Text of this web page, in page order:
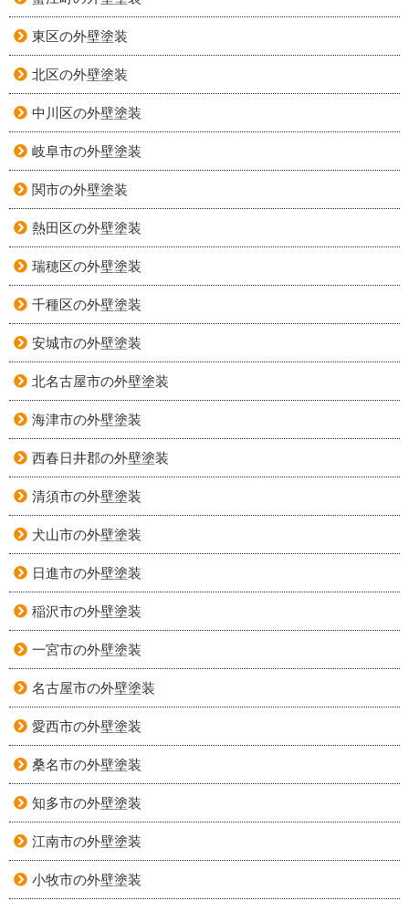
東区の外壁塗装
北区の外壁塗装
中川区の外壁塗装
岐阜市の外壁塗装
関市の外壁塗装
熱田区の外壁塗装
瑞穂区の外壁塗装
千種区の外壁塗装
安城市の外壁塗装
北名古屋市の外壁塗装
海津市の外壁塗装
西春日井郡の外壁塗装
清須市の外壁塗装
犬山市の外壁塗装
日進市の外壁塗装
稲沢市の外壁塗装
一宮市の外壁塗装
名古屋市の外壁塗装
愛西市の外壁塗装
桑名市の外壁塗装
知多市の外壁塗装
江南市の外壁塗装
小牧市の外壁塗装